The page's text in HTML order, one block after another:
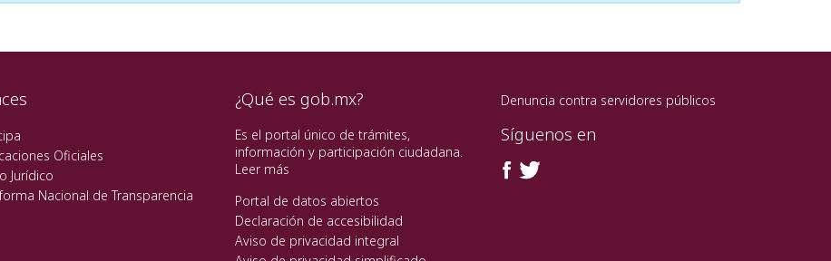
Oficiales
Jurídico
Nacional de Transparencia
¿Qué es gob.mx?
Es el portal único de trámites,
información y participación ciudadana.
Leer más
Portal de datos abiertos
Declaración de accesibilidad
Aviso de privacidad integral
Denuncia contra servidores públicos
Síguenos en